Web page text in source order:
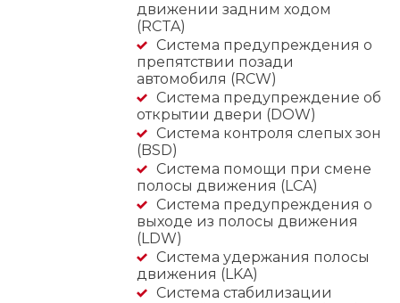
движении задним ходом
(RCTA)
Система предупреждения о
препятствии позади
автомобиля (RCW)
Система предупреждение об
открытии двери (DOW)
Система контроля слепых зон
(BSD)
Система помощи при смене
полосы движения (LCA)
Система предупреждения о
выходе из полосы движения
(LDW)
Система удержания полосы
движения (LKA)
Система стабилизации